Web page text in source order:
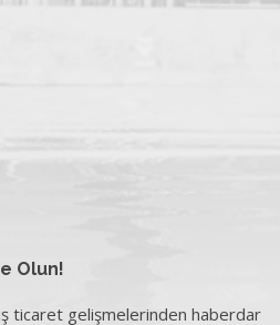
Olun!
ticaret gelişmelerinden haberdar